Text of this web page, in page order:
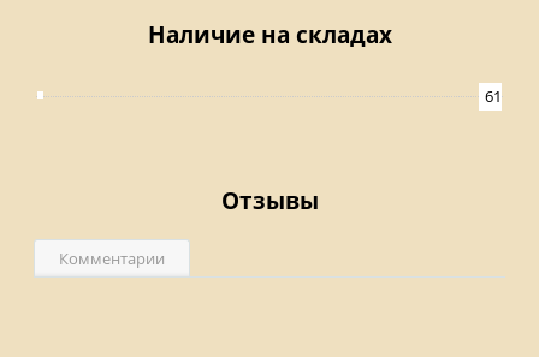
Наличие на складах
61
Отзывы
Комментарии